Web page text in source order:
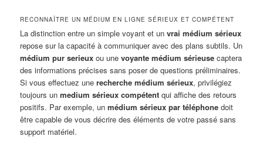
RECONNAÎTRE UN MÉDIUM EN LIGNE SÉRIEUX ET COMPÉTENT
La distinction entre un simple voyant et unvrai médium sérieux
repose sur la capacité à communiquer avec des plans subtils. Un
médium pur serieux ou unevoyante médium sérieuse captera
des informations précises sans poser de questions préliminaires.
Si vous effectuez unerecherche médium sérieux, privilégiez
toujours unmedium sérieux compétent qui affiche des retours
positifs. Par exemple, unmédium sérieux par téléphone doit
être capable de vous décrire des éléments de votre passé sans
support matériel.